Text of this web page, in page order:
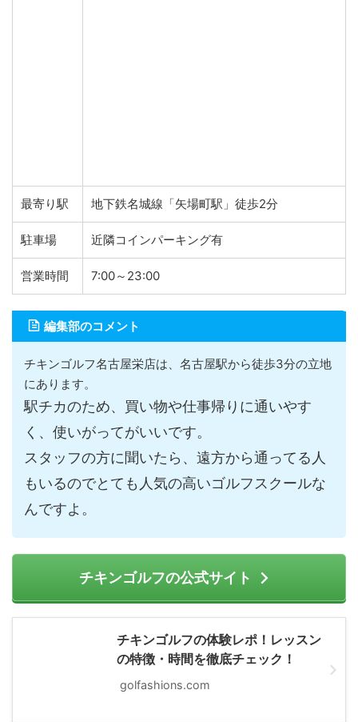
最寄り駅 地下鉄名城線「矢場町駅」徒歩2分
駐車場 近隣コインパーキング有
営業時間 7:00～23:00
編集部のコメント
チキンゴルフ名古屋栄店は、名古屋駅から徒歩3分の立地
にあります。
駅チカのため、買い物や仕事帰りに通いやす
く、使いがってがいいです。
スタッフの方に聞いたら、遠方から通ってる人
もいるのでとても人気の高いゴルフスクールな
んですよ。
チキンゴルフの公式サイト
チキンゴルフの体験レポ！レッスン
の特徴・時間を徹底チェック！
golfashions.com